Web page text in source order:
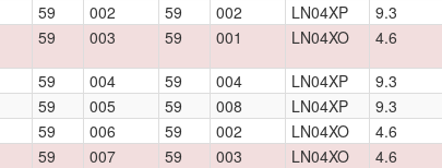
59 002 59 002 LN04XP 9.3
59 003 59 001 LN04XO 4.6
59 004 59 004 LN04XP 9.3
59 005 59 008 LN04XP 9.3
59 006 59 002 LN04XO 4.6
59 007 59 003 LN04XO 4.6